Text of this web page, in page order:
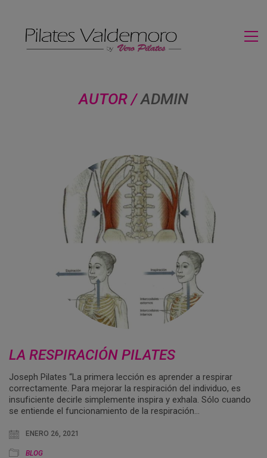
AUTOR /ADMIN
LA RESPIRACIÓN PILATES
Joseph Pilates “La primera lección es aprender a respirar
correctamente. Para mejorar la respiración del individuo, es
insuficiente decirle simplemente inspira y exhala. Sólo cuando
se entiende el funcionamiento de la respiración…
ENERO 26, 2021
BLOG